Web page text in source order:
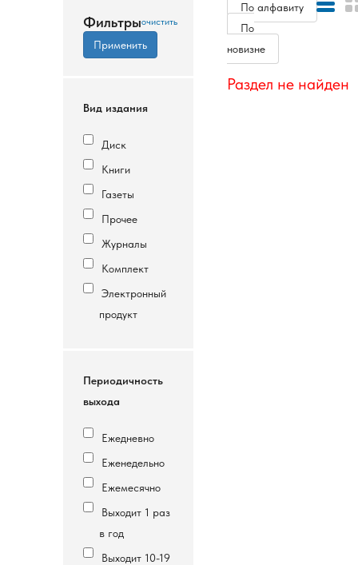
Фильтры
Вид издания
Диск
Книги
Газеты
Прочее
Журналы
Комплект
Электронный
продукт
Периодичность
выхода
Ежедневно
Еженедельно
Ежемесячно
Выходит 1 раз
в год
Выходит 10-19
По алфавиту
По
новизне
Раздел не найден